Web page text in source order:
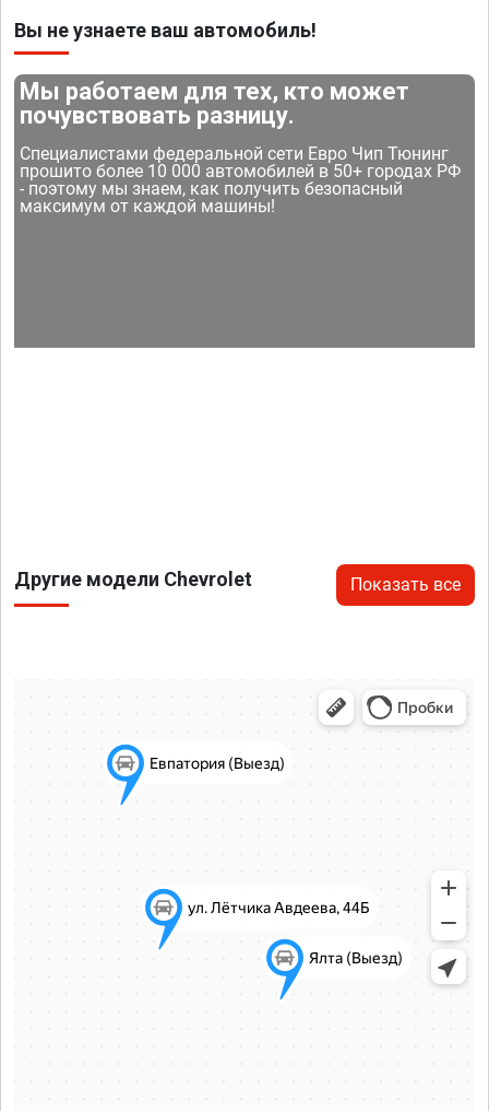
Вы не узнаете ваш автомобиль!
Мы работаем для тех, кто может
почувствовать разницу.
Специалистами федеральной сети Евро Чип Тюнинг
прошито более 10 000 автомобилей в 50+ городах РФ
- поэтому мы знаем, как получить безопасный
максимум от каждой машины!
Другие модели Chevrolet Показать все